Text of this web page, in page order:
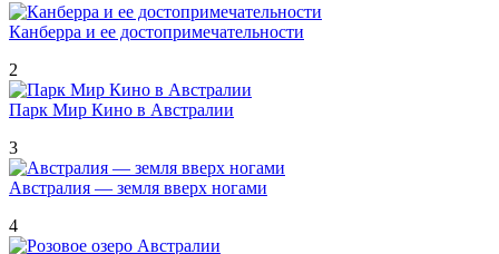
Канберра и ее достопримечательности
2
Парк Мир Кино в Австралии
3
Австралия — земля вверх ногами
4